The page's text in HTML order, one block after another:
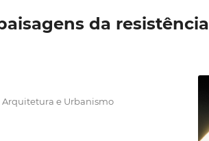
da resistência
Arquitetura e Urbanismo